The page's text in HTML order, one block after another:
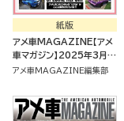
紙版
アメ車MAGAZINE【アメ
車マガジン】2025年3月号
[雑誌]
アメ車MAGAZINE編集部